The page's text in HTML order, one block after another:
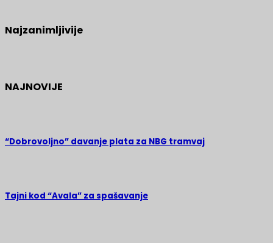
Najzanimljivije
NAJNOVIJE
“Dobrovoljno” davanje plata za NBG tramvaj
Tajni kod “Avala” za spašavanje